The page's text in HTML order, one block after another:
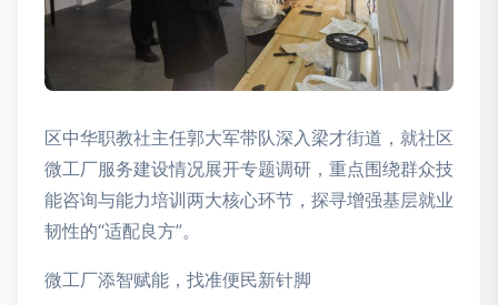
区中华职教社主任郭大军带队深入梁才街道，就社区
微工厂服务建设情况展开专题调研，重点围绕群众技
能咨询与能力培训两大核心环节，探寻增强基层就业
韧性的“适配良方”。
微工厂添智赋能，找准便民新针脚